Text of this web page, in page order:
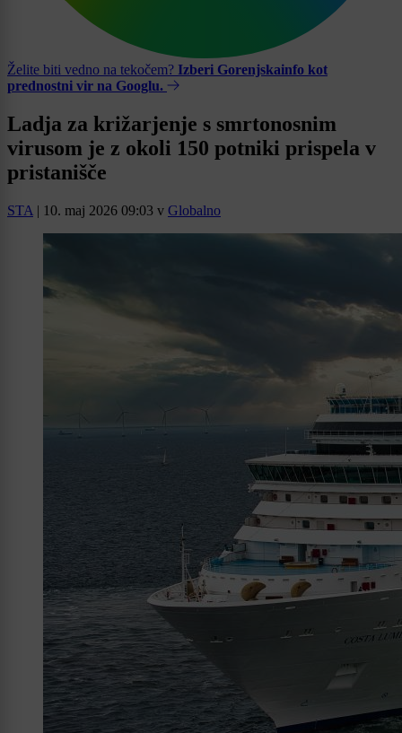
Želite biti vedno na tekočem? Izberi Gorenjskainfo kot
prednostni vir na Googlu.
Ladja za križarjenje s smrtonosnim
virusom je z okoli 150 potniki prispela v
pristanišče
STA | 10. maj 2026 09:03 v Globalno